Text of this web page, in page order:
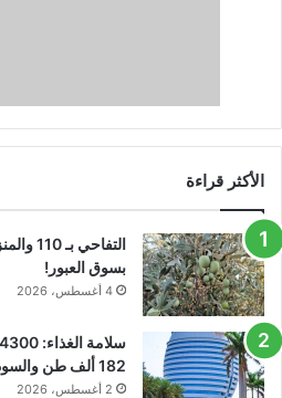
الأكثر قراءة
بسوق العبور!
4 أغسطس، 2026
182 ألف طن والسودان أكبر الأسواق المستقبلة
2 أغسطس، 2026